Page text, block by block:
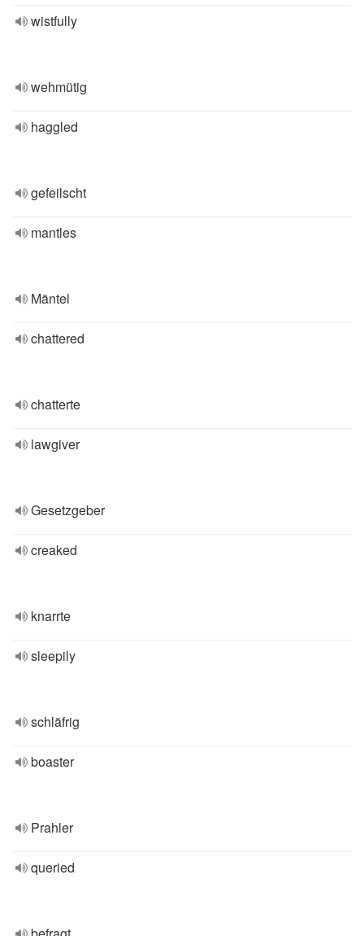
wistfully
wehmütig
haggled
gefeilscht
mantles
Mäntel
chattered
chatterte
lawgiver
Gesetzgeber
creaked
knarrte
sleepily
schläfrig
boaster
Prahler
queried